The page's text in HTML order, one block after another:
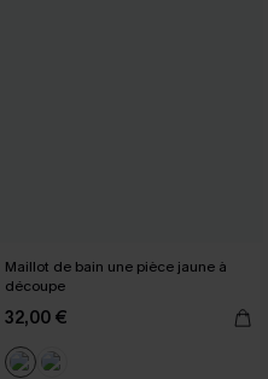
Maillot de bain une pièce jaune à
découpe
32,00 €